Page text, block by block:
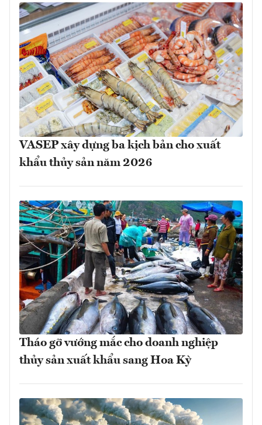
VASEP xây dựng ba kịch bản cho xuất
khẩu thủy sản năm 2026
Tháo gỡ vướng mắc cho doanh nghiệp
thủy sản xuất khẩu sang Hoa Kỳ